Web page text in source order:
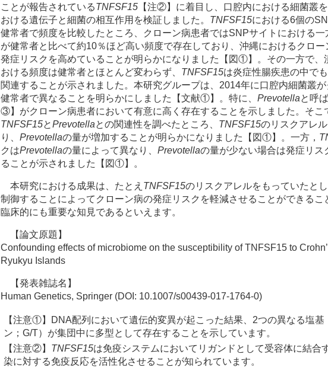
ことが報告されているTNFSF15 【注②】に着目し、口腔内における細菌叢
おける遺伝子と細菌の相互作用を検証しました。 TNFSF15における6個の
健常者で頻度を比較したところ、クローン病患者ではSNPサイトにおける一
が健常者と比べて約10％ほど高い頻度で存在しており、沖縄におけるクロ
発症リスクを高めていることが明らかになりました【図①】。その一方で、
おける頻度は健常者とほとんど変わらず、 TNFSF15は炎症性腸疾患の中で
関連することが示されました。本研究グループは、2014年に口腔内細菌叢
健常者で異なることを明らかにしました【文献①】。特に、 Prevotellaと呼
③】がクローン病患者において有意に高く存在することを示しました。そこ
TNFSF15とPrevotellaとの関連性を調べたところ、 TNFSF15のリスクアレ
り、 Prevotellaの量が増加することが明らかになりました【図①】。一方，
クはPrevotellaの量によって異なり、 Prevotellaの量が少ない場合は発症リス
ることが示されました【図①】。
本研究における成果は、たとえ TNFSF15のリスクアレルをもっていたと
制御することによってクローン病の発症リスクを軽減させることができるこ
臨床的にも重要な知見であるといえます。
【論文原題】
Confounding effects of microbiome on the susceptibility of TNFSF15 to
Ryukyu Islands
【発表雑誌名】
Human Genetics, Springer (DOI: 10.1007/s00439-017-1764-0)
【注意①】DNA配列において遺伝的変異が起こった結果、2つの異なる塩基
ン；G/T）が集団中に多型として存在することを示しています。
【注意②】 TNFSF15は免疫システムにおいてリガンドとして受容体に結合
染に対する免疫反応を活性化させることが知られています。